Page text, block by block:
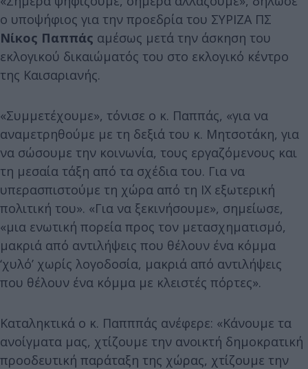
ο υποψήφιος για την προεδρία του ΣΥΡΙΖΑ ΠΣ
Νίκος Παππάς αμέσως μετά την άσκηση του
εκλογικού δικαιώματός του στο εκλογικό κέντρο
της Καισαριανής.
«Συμμετέχουμε», τόνισε ο κ. Παππάς, «για να
αναμετρηθούμε με τη δεξιά του κ. Μητσοτάκη, για
να σώσουμε την κοινωνία, τους εργαζόμενους και
τη μεσαία τάξη από τα σχέδια του. Για να
υπερασπιστούμε τη χώρα από τη ΙΧ εξωτερική
πολιτική του». «Για να ξεκινήσουμε», σημείωσε,
«μια ενωτική πορεία προς τον μετασχηματισμό,
μακριά από αντιλήψεις που θέλουν ένα κόμμα
‘χυλό’ χωρίς λογοδοσία, μακριά από αντιλήψεις
που θέλουν ένα κόμμα με κλειστές πόρτες».
Καταληκτικά ο κ. Παπππάς ανέφερε: «Κάνουμε τα
ανοίγματα μας, χτίζουμε την ανοικτή δημοκρατική
προοδευτική παράταξη της χώρας, χτίζουμε την